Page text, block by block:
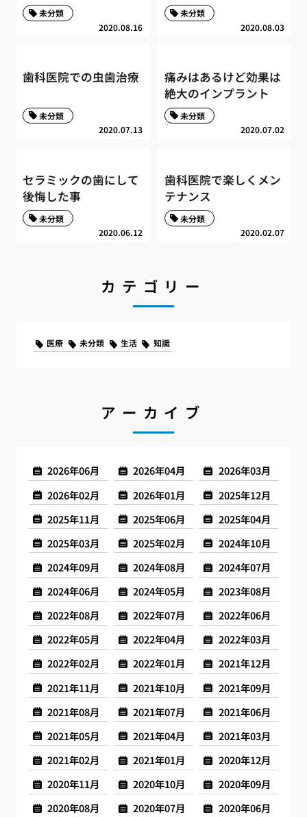
2020.08.16
未分類
2020.08.03
未分類
歯科医院での虫歯治療
2020.07.13
未分類
痛みはあるけど効果は
絶大のインプラント
2020.07.02
未分類
セラミックの歯にして
後悔した事
2020.06.12
未分類
歯科医院で楽しくメン
テナンス
2020.02.07
未分類
カテゴリー
医療 未分類 生活 知識
アーカイブ
2026年06月 2026年04月
2026年03月
2026年02月
2026年01月
2025年12月
2025年11月
2025年06月
2025年04月
2025年03月
2025年02月
2024年10月
2024年09月
2024年08月
2024年07月
2024年06月
2024年05月
2023年08月
2022年08月
2022年07月
2022年06月
2022年05月
2022年04月
2022年03月
2022年02月
2022年01月
2021年12月
2021年11月
2021年10月
2021年09月
2021年08月
2021年07月
2021年06月
2021年05月
2021年04月
2021年03月
2021年02月
2021年01月
2020年12月
2020年11月
2020年10月
2020年09月
2020年08月
2020年07月 2020年06月